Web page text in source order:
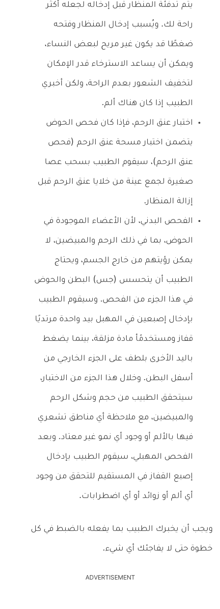
يتم تدفئة المنظار قبل إدخاله لجعله أكثر
راحة لك. ويُسبب إدخال المنظار وفتحه
ضغطًا قد يكون غير مريح لبعض النساء،
ويمكن أن يساعد الاسترخاء قدر الإمكان
لتخفيف الشعور بعدم الراحة، ولكن أخبري
الطبيب إذا كان هناك ألم.
اختبار عنق الرحم، فإذا كان فحص الحوض
يتضمن اختبار مسحة عنق الرحم (فحص
عنق الرحم)، سيقوم الطبيب بسحب عصا
صغيرة لجمع عينة من خلايا عنق الرحم قبل
إزالة المنظار.
الفحص البدني، لأن الأعضاء الموجودة في
الحوض، بما في ذلك الرحم والمبيضين، لا
يمكن رؤيتهم من خارج الجسم، ويحتاج
الطبيب أن يتحسس (جس) البطن والحوض
في هذا الجزء من الفحص. وسيقوم الطبيب
بإدخال إصبعين في المهبل بيد واحدة مرتديًا
قفاز ومستخدمًأ مادة مزلقة، بينما يضغط
باليد الأخرى بلطف على الجزء الخارجي من
أسفل البطن. وخلال هذا الجزء من الاختبار،
سيتحقق الطبيب من حجم وشكل الرحم
والمبيضين، مع ملاحظة أي مناطق تشعري
فيها بالألم أو وجود أي نمو غير معتاد. وبعد
الفحص المهبلي، سيقوم الطبيب بإدخال
إصبع القفاز في المستقيم للتحقق من وجود
أي ألم أو زوائد أو أي اضطرابات.
ويجب أن يخبرك الطبيب بما يفعله بالضبط في كل
خطوة حتى لا يفاجئك أي شيء.
ADVERTISEMENT